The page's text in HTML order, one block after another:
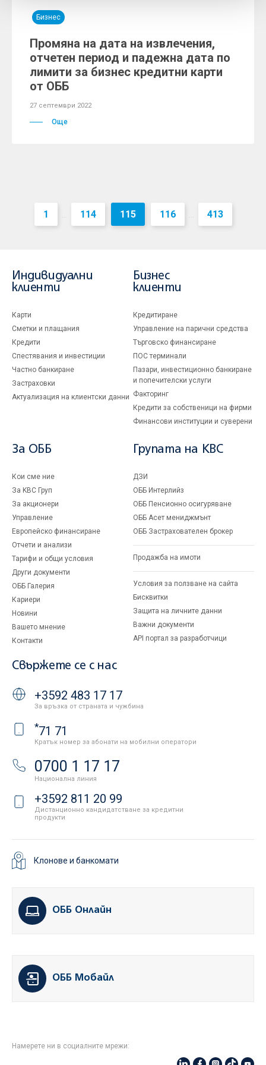
Бизнес
Промяна на дата на извлечения,
отчетен период и падежна дата по
лимити за бизнес кредитни карти
от ОББ
27 септември 2022
Още
1 ... 114 115 116 ... 413
Индивидуални
клиенти
Карти
Сметки и плащания
Кредити
Спестявания и инвестиции
Частно банкиране
Застраховки
Актуализация на клиентски данни
Бизнес
клиенти
Кредитиране
Управление на парични средства
Търговско финансиране
ПОС терминали
Пазари, инвестиционно банкиране
и попечителски услуги
Факторинг
Кредити за собственици на фирми
Финансови институции и суверени
За ОББ
Кои сме ние
За KBC Груп
За акционери
Управление
Европейско финансиране
Отчети и анализи
Тарифи и общи условия
Други документи
ОББ Галерия
Кариери
Новини
Вашето мнение
Контакти
Групата на KBC
ДЗИ
ОББ Интерлийз
ОББ Пенсионно осигуряване
ОББ Асет мениджмънт
ОББ Застрахователен брокер
Продажба на имоти
Условия за ползване на сайта
Бисквитки
Защита на личните данни
Важни документи
API портал за разработчици
Свържете се с нас
+3592 483 17 17
За връзка от страната и чужбина
*71 71
Кратък номер за абонати на мобилни оператори
0700 1 17 17
Национална линия
+3592 811 20 99
Дистанционно кандидатстване за кредитни
продукти
Клонове и банкомати
ОББ Онлайн
ОББ Мобайл
Намерете ни в социалните мрежи: